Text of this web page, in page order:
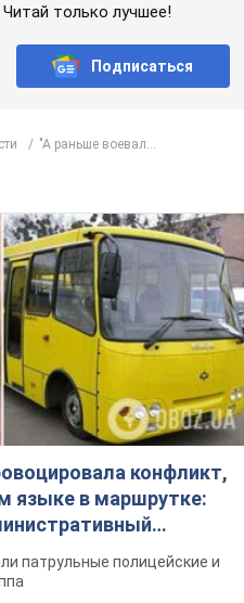
только лучшее!
Подписаться
"А раньше воевал...
конфликт,
языке в маршрутке:
патрульные полицейские и